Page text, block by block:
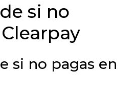
si no
si no pagas en